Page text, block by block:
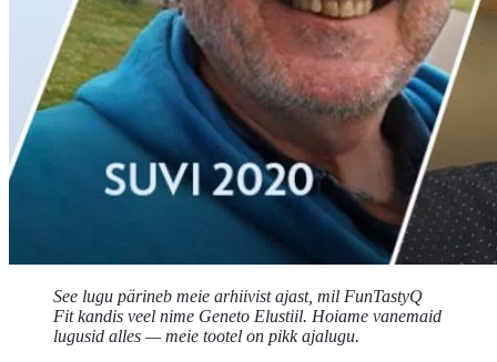
See lugu pärineb meie arhiivist ajast, mil FunTastyQ
Fit kandis veel nime Geneto Elustiil. Hoiame vanemaid
lugusid alles — meie tootel on pikk ajalugu.